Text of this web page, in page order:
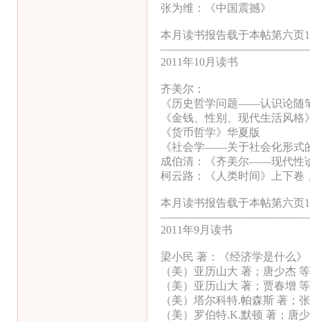
张为维：《中国震撼》
本月读书报告载于本帖第六页
2011年10月读书
齐美尔：
《历史哲学问题——认识论随
《金钱、性别、现代生活风格
《货币哲学》华夏版
《社会学——关于社会化形式
成伯清：《齐美尔——现代性
柯云路：《人类时间》上下卷
本月读书报告载于本帖第六页
2011年9月读书
梁小民 著：《经济学是什么》
（美）亚历山大 著；唐少杰
（美）亚历山大 著；贾春增
（美）塔尔科特.帕森斯 著；
（美）罗伯特.K.默顿 著；唐